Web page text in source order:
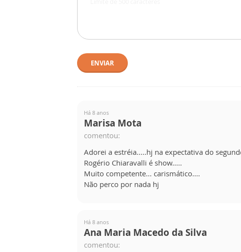
ENVIAR
Há 8 anos
Marisa Mota
comentou:
Adorei a estréia.....hj na expectativa do
Rogério Chiaravalli é show.....
Muito competente... carismático....
Não perco por nada hj
Há 8 anos
Ana Maria Macedo da Silva
comentou: